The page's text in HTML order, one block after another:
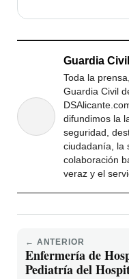
Guardia Civil
Toda la
Guardia Civil
difundimos la
seguridad,
ciudadanía, la
colaboración
veraz y el
← ANTERIOR
Enfermería de
Pediatría del